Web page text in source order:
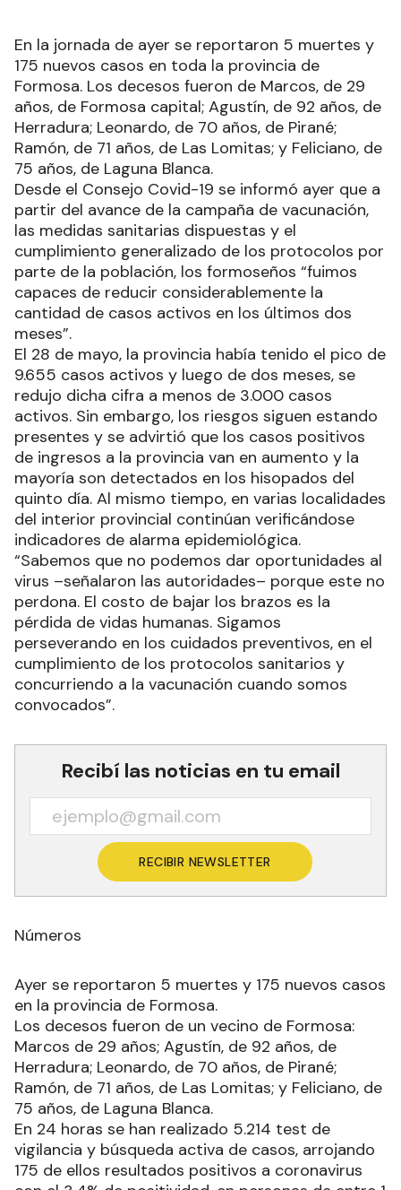
En la jornada de ayer se reportaron 5 muertes y
175 nuevos casos en toda la provincia de
Formosa. Los decesos fueron de Marcos, de 29
años, de Formosa capital; Agustín, de 92 años, de
Herradura; Leonardo, de 70 años, de Pirané;
Ramón, de 71 años, de Las Lomitas; y Feliciano, de
75 años, de Laguna Blanca.
Desde el Consejo Covid-19 se informó ayer que a
partir del avance de la campaña de vacunación,
las medidas sanitarias dispuestas y el
cumplimiento generalizado de los protocolos por
parte de la población, los formoseños “fuimos
capaces de reducir considerablemente la
cantidad de casos activos en los últimos dos
meses”.
El 28 de mayo, la provincia había tenido el pico de
9.655 casos activos y luego de dos meses, se
redujo dicha cifra a menos de 3.000 casos
activos. Sin embargo, los riesgos siguen estando
presentes y se advirtió que los casos positivos
de ingresos a la provincia van en aumento y la
mayoría son detectados en los hisopados del
quinto día. Al mismo tiempo, en varias localidades
del interior provincial continúan verificándose
indicadores de alarma epidemiológica.
“Sabemos que no podemos dar oportunidades al
virus –señalaron las autoridades– porque este no
perdona. El costo de bajar los brazos es la
pérdida de vidas humanas. Sigamos
perseverando en los cuidados preventivos, en el
cumplimiento de los protocolos sanitarios y
concurriendo a la vacunación cuando somos
convocados”.
Recibí las noticias en tu email
RECIBIR NEWSLETTER
Números
Ayer se reportaron 5 muertes y 175 nuevos casos
en la provincia de Formosa.
Los decesos fueron de un vecino de Formosa:
Marcos de 29 años; Agustín, de 92 años, de
Herradura; Leonardo, de 70 años, de Pirané;
Ramón, de 71 años, de Las Lomitas; y Feliciano, de
75 años, de Laguna Blanca.
En 24 horas se han realizado 5.214 test de
vigilancia y búsqueda activa de casos, arrojando
175 de ellos resultados positivos a coronavirus